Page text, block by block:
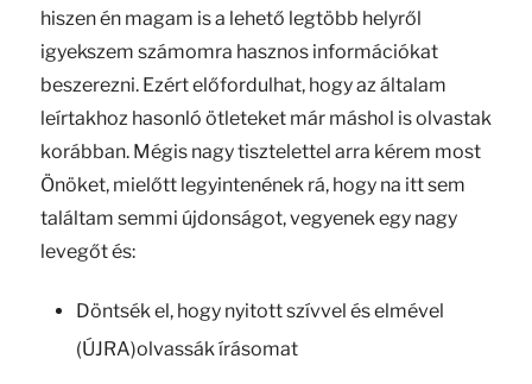
hiszen én magam is a lehető legtöbb helyről
igyekszem számomra hasznos információkat
beszerezni. Ezért előfordulhat, hogy az általam
leírtakhoz hasonló ötleteket már máshol is olvastak
korábban. Mégis nagy tisztelettel arra kérem most
Önöket, mielőtt legyintenének rá, hogy na itt sem
találtam semmi újdonságot, vegyenek egy nagy
levegőt és:
Döntsék el, hogy nyitott szívvel és elmével
(ÚJRA)olvassák írásomat